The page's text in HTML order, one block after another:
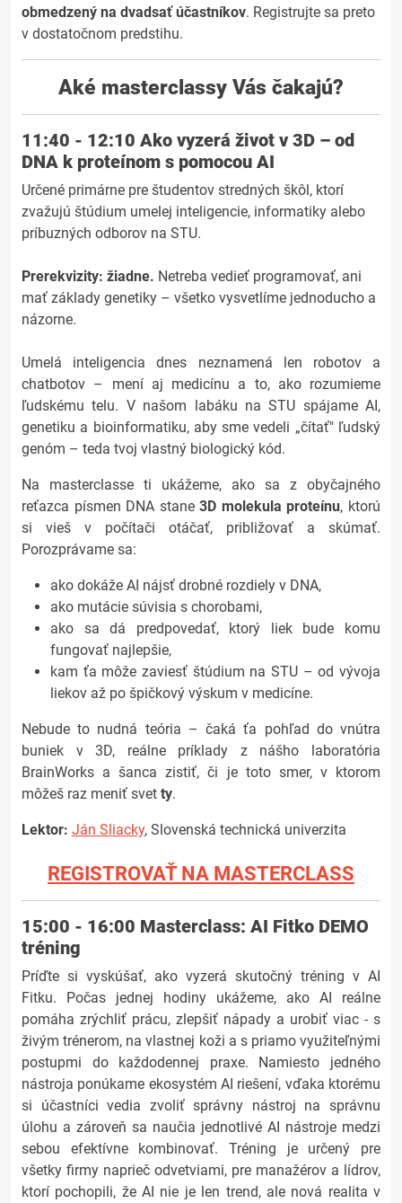
obmedzený na dvadsať účastníkov. Registrujte sa preto
v dostatočnom predstihu.
Aké masterclassy Vás čakajú?
11:40 - 12:10 Ako vyzerá život v 3D – od
DNA k proteínom s pomocou AI
Určené primárne pre študentov stredných škôl, ktorí
zvažujú štúdium umelej inteligencie, informatiky alebo
príbuzných odborov na STU.
Prerekvizity: žiadne. Netreba vedieť programovať, ani
mať základy genetiky – všetko vysvetlíme jednoducho a
názorne.
Umelá inteligencia dnes neznamená len robotov a
chatbotov – mení aj medicínu a to, ako rozumieme
ľudskému telu. V našom labáku na STU spájame AI,
genetiku a bioinformatiku, aby sme vedeli „čítať" ľudský
genóm – teda tvoj vlastný biologický kód.
Na masterclasse ti ukážeme, ako sa z obyčajného
reťazca písmen DNA stane3D molekula proteínu, ktorú
si vieš v počítači otáčať, približovať a skúmať.
Porozprávame sa:
ako dokáže AI nájsť drobné rozdiely v DNA,
ako mutácie súvisia s chorobami,
ako sa dá predpovedať, ktorý liek bude komu
fungovať najlepšie,
kam ťa môže zaviesť štúdium na STU – od vývoja
liekov až po špičkový výskum v medicíne.
Nebude to nudná teória – čaká ťa pohľad do vnútra
buniek v 3D, reálne príklady z nášho laboratória
BrainWorks a šanca zistiť, či je toto smer, v ktorom
môžeš raz meniť svet ty.
Lektor: Ján Sliacky, Slovenská technická univerzita
REGISTROVAŤ NA MASTERCLASS
15:00 - 16:00 Masterclass: AI Fitko DEMO
tréning
Príďte si vyskúšať, ako vyzerá skutočný tréning v AI
Fitku. Počas jednej hodiny ukážeme, ako AI reálne
pomáha zrýchliť prácu, zlepšiť nápady a urobiť viac - s
živým trénerom, na vlastnej koži a s priamo využiteľnými
postupmi do každodennej praxe. Namiesto jedného
nástroja ponúkame ekosystém AI riešení, vďaka ktorému
si účastníci vedia zvoliť správny nástroj na správnu
úlohu a zároveň sa naučia jednotlivé AI nástroje medzi
sebou efektívne kombinovať. Tréning je určený pre
všetky firmy naprieč odvetviami, pre manažérov a lídrov,
ktorí pochopili, že AI nie je len trend, ale nová realita v